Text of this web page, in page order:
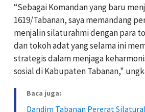
“Sebagai Komandan yang baru
1619/Tabanan, saya memandang
menjalin silaturahmi dengan para
dan tokoh adat yang selama ini
strategis dalam menjaga
sosial di Kabupaten Tabanan,"
Baca juga:
Dandim Tabanan Pererat